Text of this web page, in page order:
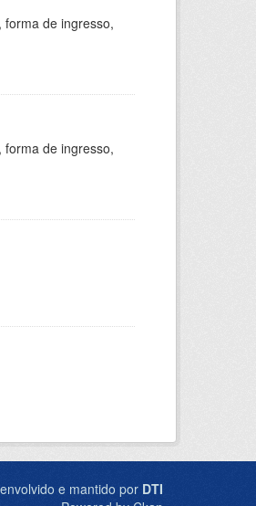
de ingresso,
de ingresso,
e mantido por DTI